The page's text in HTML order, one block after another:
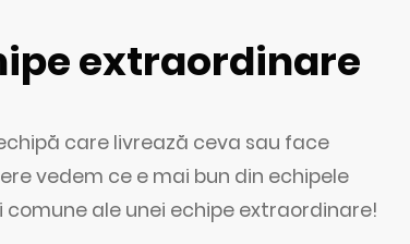
extraordinare
care livrează ceva sau face
vedem ce e mai bun din echipele
ale unei echipe extraordinare!